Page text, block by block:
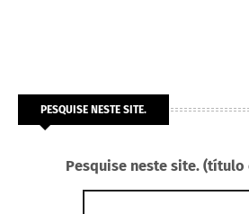
PESQUISE NESTE SITE.
Pesquise neste site. (título